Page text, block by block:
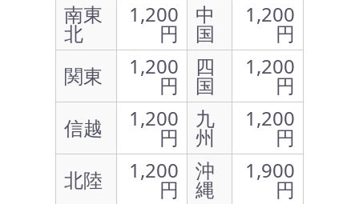
南東
北
1,200
円
中
国
1,200
円
関東
1,200
円
四
国
1,200
円
信越
1,200
円
九
州
1,200
円
北陸
1,200
円
沖
縄
1,900
円